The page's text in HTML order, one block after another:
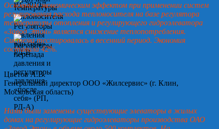
Основным экономическим эффектом при применении систем
регулирования расхода теплоносителя на базе регулятора
температуры отопления и регулирующего гидроэлеватора
«Завод Этон» является снижение теплопотребления.
Система тестировалась в весенний период. Экономия
составила 42%.
Цветов А.В.
Генеральный директор ООО «Жилсервис» (г. Клин,
Московская область)
Нами были заменены существующие элеваторы в жилых
домах на регулирующие гидроэлеваторы производства ОАО